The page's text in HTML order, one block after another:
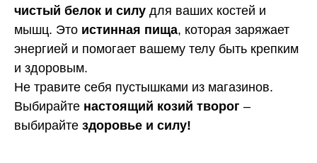
чистый белок и силу для ваших костей и
мышц. Это истинная пища, которая заряжает
энергией и помогает вашему телу быть крепким
и здоровым.
Не травите себя пустышками из магазинов.
Выбирайте настоящий козий творог –
выбирайте здоровье и силу!